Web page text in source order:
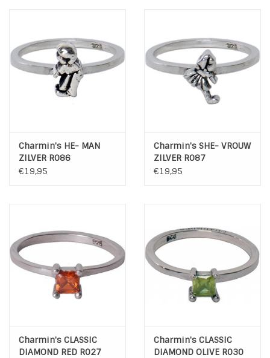
Charmin's HE- MAN
ZILVER R086
€19,95
Charmin's SHE- VROUW
ZILVER R087
€19,95
Charmin's CLASSIC
DIAMOND RED R027
Charmin's CLASSIC
DIAMOND OLIVE R030